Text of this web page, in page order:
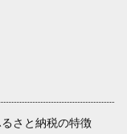
さと納税の特徴